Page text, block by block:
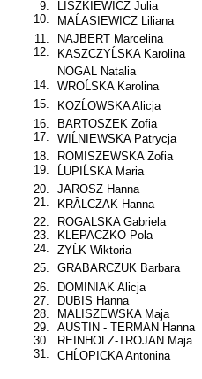
9.
LISZKIEWICZ Julia
10.
MAĹASIEWICZ Liliana
11.
NAJBERT Marcelina
12.
KASZCZYĹSKA Karolina
NOGAL Natalia
14.
WROĹSKA Karolina
15.
KOZĹOWSKA Alicja
16.
BARTOSZEK Zofia
17.
WIĹNIEWSKA Patrycja
18.
ROMISZEWSKA Zofia
19.
ĹUPIĹSKA Maria
20.
JAROSZ Hanna
21.
KRĂLCZAK Hanna
22.
ROGALSKA Gabriela
23.
KLEPACZKO Pola
24.
ZYĹK Wiktoria
25.
GRABARCZUK Barbara
26.
DOMINIAK Alicja
27.
DUBIS Hanna
28.
MALISZEWSKA Maja
29.
AUSTIN - TERMAN Hanna
30.
REINHOLZ-TROJAN Maja
31.
CHĹOPICKA Antonina